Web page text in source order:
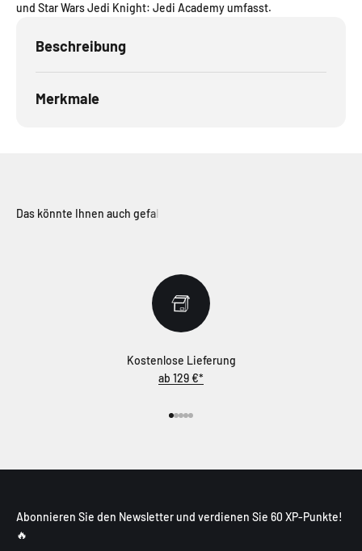
und Star Wars Jedi Knight: Jedi Academy umfasst.
Beschreibung
Merkmale
Kostenlose Lieferung
ab 129 €*
Abonnieren Sie den Newsletter und verdienen Sie 60 XP-Punkte!
🔥